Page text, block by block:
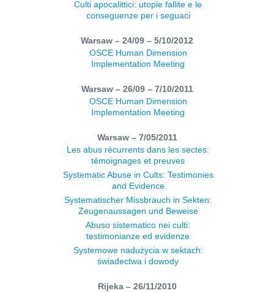
Culti apocalittici: utopie fallite e le
conseguenze per i seguaci
Warsaw – 24/09 – 5/10/2012
OSCE Human Dimension
Implementation Meeting
Warsaw – 26/09 – 7/10/2011
OSCE Human Dimension
Implementation Meeting
Warsaw – 7/05/2011
Les abus récurrents dans les sectes:
témoignages et preuves
Systematic Abuse in Cults: Testimonies
and Evidence
Systematischer Missbrauch in Sekten:
Zeugenaussagen und Beweise
Abuso sistematico nei culti:
testimonianze ed evidenze
Systemowe nadużycia w sektach:
świadectwa i dowody
Rijeka – 26/11/2010